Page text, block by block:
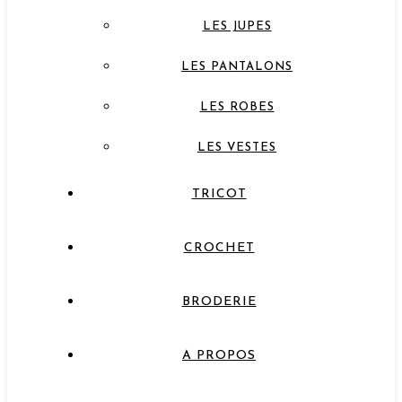
LES JUPES
LES PANTALONS
LES ROBES
LES VESTES
TRICOT
CROCHET
BRODERIE
A PROPOS